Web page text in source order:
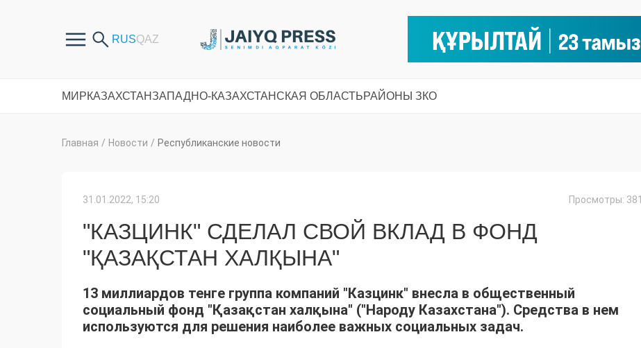
МИРКАЗАХСТАНЗАПАДНО-КАЗАХСТАНСКАЯ ОБЛАСТЬРАЙОНЫ ЗКО
Главная / Новости / Республиканские новости
31.01.2022, 15:20 Просмотры: 381
"КАЗЦИНК" СДЕЛАЛ СВОЙ ВКЛАД В ФОНД
"ҚАЗАҚСТАН ХАЛҚЫНА"
13 миллиардов тенге группа компаний "Казцинк" внесла в общественный
социальный фонд "Қазақстан халқына" ("Народу Казахстана"). Средства в нем
используются для решения наиболее важных социальных задач.